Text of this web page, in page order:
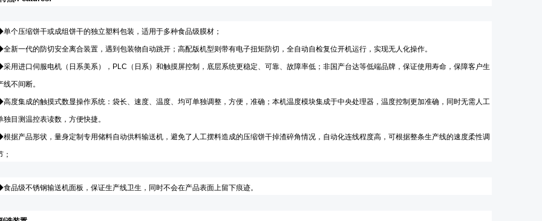
个压缩饼干或成组饼干的独立塑料包装 ，适用于多种食品级膜材 ；
新一代的防切安全离合装置， 遇到 包装物自动跳开 ； 高配版机型则带有电子扭矩防切，全自动自检复位开机运行，实现无人化操作。
采用进口伺服电机 （日系美系） ， PLC （日系） 和触摸屏控制 ，底层系统更稳定、可靠、故障率低； 非国产台达等低端品牌，保证使用寿命，保障客户生
线不间断。
度集成的触摸式数显操作系统 ：袋长、速度、温度、均可单独调整，方便，准确； 本机温度模块集成于中央处理器，温度控制更加准确，同时无需人工
独目测温控表读数，方便快捷。
据产品形状，量身定制 专用储料自动供料输送机， 避免了人工摆料造成的压缩饼干掉渣碎角情况，自动化连线程度高，可根据整条生产线的速度柔性调
；
品级不锈钢输送机面板，保证生产线卫生，同时不会在产品表面上留下痕迹。